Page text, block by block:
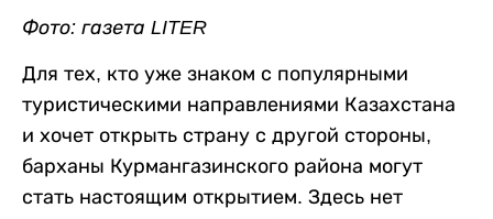
Фото: газета LITER
Для тех, кто уже знаком с популярными
туристическими направлениями Казахстана
и хочет открыть страну с другой стороны,
барханы Курмангазинского района могут
стать настоящим открытием. Здесь нет